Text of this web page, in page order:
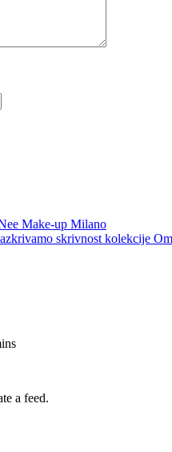
Make-up Milano
skrivnost kolekcije
a feed.